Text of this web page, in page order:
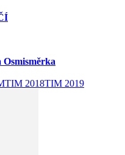
TIM 2018TIM 2019